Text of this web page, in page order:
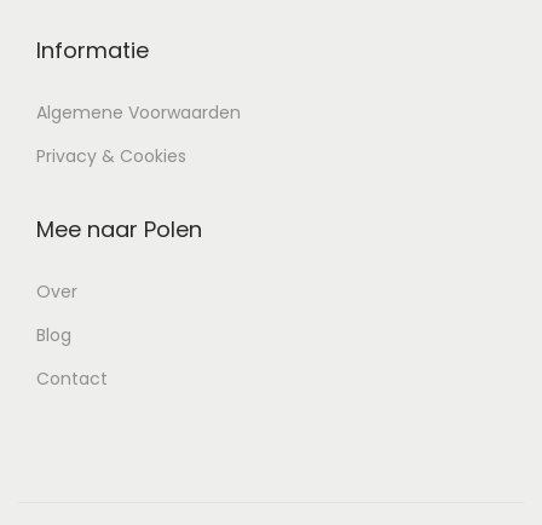
Informatie
Algemene Voorwaarden
Privacy & Cookies
Mee naar Polen
Over
Blog
Contact